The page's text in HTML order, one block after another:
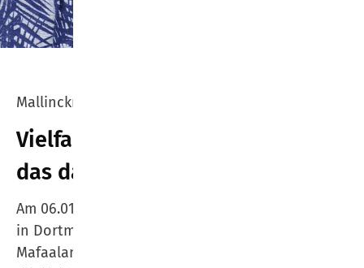
Mallinckrodt Gymnasium Dortmund
Vielfalt führt zu Konflikten - und
das darf sein!
Am 06.01.2026 war im Rahmen des Forum Paulus
in Dortmund der Soziologe Prof. Dr. Aladin El-
Mafaalani zu Gast. Zum Thema des Abends